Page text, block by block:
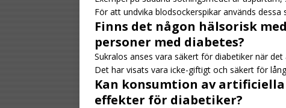
För att undvika blodsockerspikar används
Finns det någon hälsorisk
personer med diabetes?
Sukralos anses vara säkert för diabetiker när
Det har visats vara icke-giftigt och säkert för
Kan konsumtion av
effekter för diabetiker?